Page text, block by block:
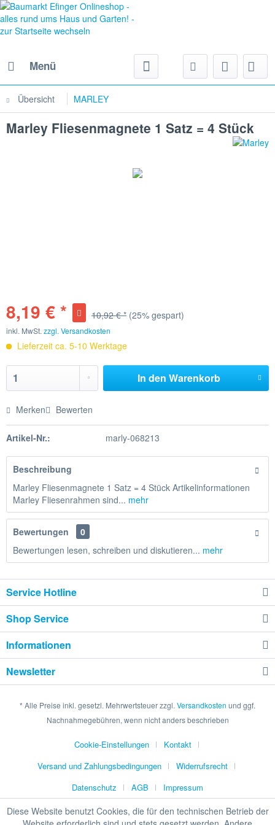
Menü
Übersicht MARLEY
Marley Fliesenmagnete 1 Satz = 4 Stück
8,19 € * 10,92 € * (25% gespart)
inkl. MwSt. zzgl. Versandkosten
Lieferzeit ca. 5-10 Werktage
In den Warenkorb
Merken Bewerten
Artikel-Nr.: marly-068213
Beschreibung
Marley Fliesenmagnete 1 Satz = 4 Stück Artikelinformationen
Marley Fliesenrahmen sind... mehr
Bewertungen
0
Bewertungen lesen, schreiben und diskutieren... mehr
Service Hotline
Shop Service
Informationen
Newsletter
* Alle Preise inkl. gesetzl. Mehrwertsteuer zzgl. Versandkosten und ggf.
Nachnahmegebühren, wenn nicht anders beschrieben
Cookie-Einstellungen
Kontakt
Versand und Zahlungsbedingungen
Widerrufsrecht
Datenschutz
AGB Impressum
Diese Website benutzt Cookies, die für den technischen Betrieb der